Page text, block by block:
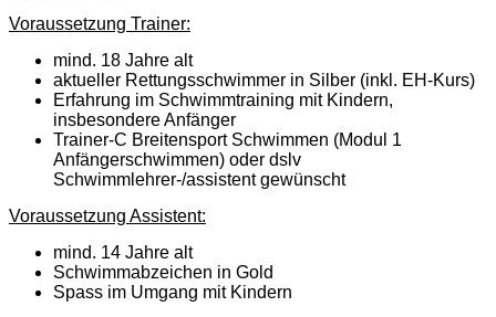
Voraussetzung Trainer:
mind. 18 Jahre alt
aktueller Rettungsschwimmer in Silber (inkl. EH-Kurs)
Erfahrung im Schwimmtraining mit Kindern,
insbesondere Anfänger
Trainer-C Breitensport Schwimmen (Modul 1
Anfängerschwimmen) oder dslv
Schwimmlehrer-/assistent gewünscht
Voraussetzung Assistent:
mind. 14 Jahre alt
Schwimmabzeichen in Gold
Spass im Umgang mit Kindern